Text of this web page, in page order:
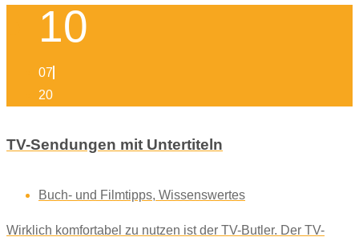
10
07
20
TV-Sendungen mit Untertiteln
Buch- und Filmtipps, Wissenswertes
Wirklich komfortabel zu nutzen ist der TV-Butler. Der TV-